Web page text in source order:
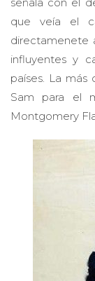
que veía el
directamenete
influyentes y
países. La
Sam para el
Montgomery